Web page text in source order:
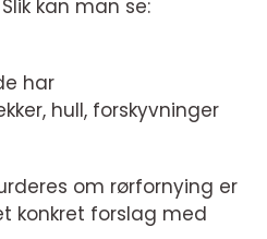
kan man se:
har
hull, forskyvninger
om rørfornying er
konkret forslag med